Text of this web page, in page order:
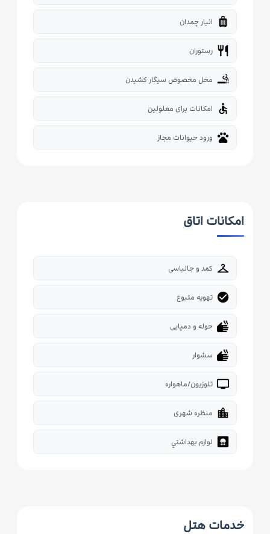
luggage انبار چمدان
restaurant رستوران
smoking_rooms محل مخصوص سیگار کشیدن
accessible امکانات برای معلولین
pets ورود حیوانات مجاز
امکانات اتاق
checkroom کمد و جالباسی
check_circle تهویه متبوع
dry حوله و دمپایی
dry سشوار
tv تلوزیون/ماهواره
location_city منظره شهری
bathroom لوازم بهداشتي
خدمات هتل